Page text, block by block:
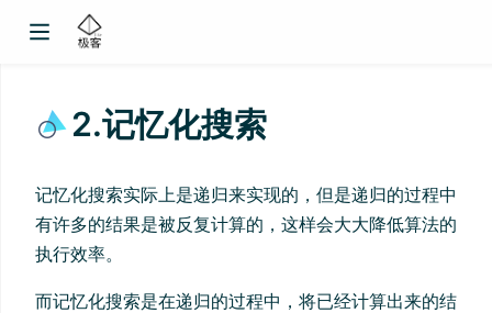
2.记忆化搜索
记忆化搜索实际上是递归来实现的，但是递归的过程中
有许多的结果是被反复计算的，这样会大大降低算法的
执行效率。
而记忆化搜索是在递归的过程中，将已经计算出来的结